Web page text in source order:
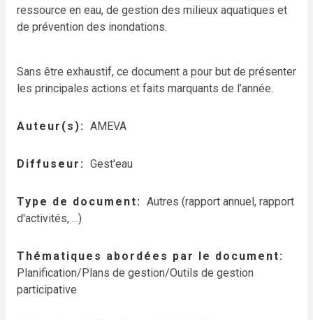
ressource en eau, de gestion des milieux aquatiques et
de prévention des inondations.
Sans être exhaustif, ce document a pour but de présenter
les principales actions et faits marquants de l’année.
Auteur(s) AMEVA
Diffuseur Gest'eau
Type de document
Autres (rapport annuel, rapport
d'activités, ...)
Thématiques abordées par le document
Planification/Plans de gestion/Outils de gestion
participative